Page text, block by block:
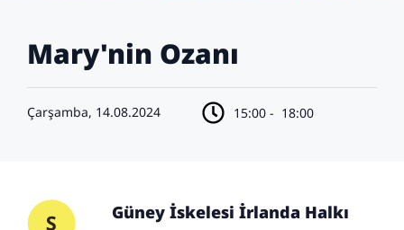
Mary'nin Ozanı
Çarşamba, 14.08.2024 15:00 - 18:00
Güney İskelesi İrlanda Halkı